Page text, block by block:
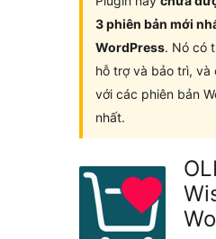
3 phiên bản mới
WordPress. Nó có
hỗ trợ và bảo trì,
với các phiên bản
nhất.